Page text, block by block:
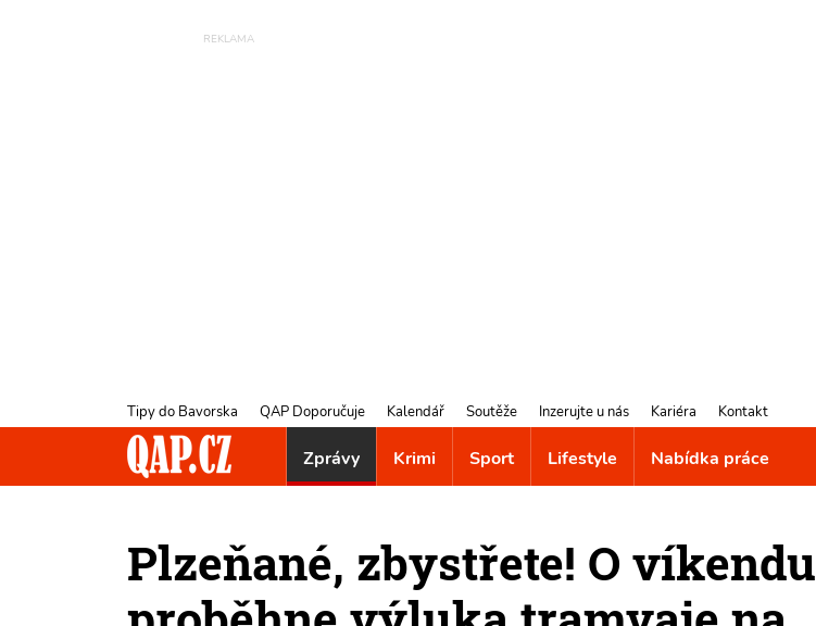
Tipy do Bavorska QAP Doporučuje Kalendář Soutěže Inzerujte u nás Kariéra Kontakt
Zprávy Krimi Sport Lifestyle Nabídka práce
Plzeňané, zbystřete! O víkendu